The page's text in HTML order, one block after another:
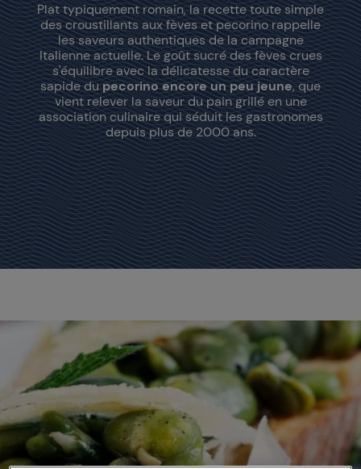
Plat typiquement romain, la recette toute simple
des croustillants aux fèves et pecorino rappelle
les saveurs authentiques de la campagne
Italienne actuelle. Le goût sucré des fèves crues
s'équilibre avec la délicatesse du caractère
sapide dupecorino encore un peu jeune, que
vient relever la saveur du pain grillé en une
association culinaire qui séduit les gastronomes
depuis plus de 2000 ans.